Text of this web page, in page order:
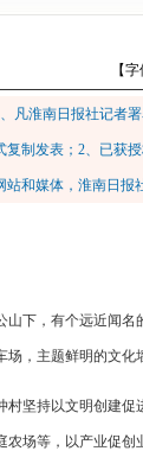
【
凡淮南日报社记者
复制发表；2、已获
站和媒体，淮南日报
山下，有个远近闻
场，主题鲜明的文
村坚持以文明创建
农场等，以产业促创